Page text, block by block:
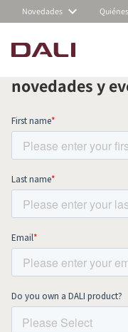
Novedades
COMPARAR
Suscríbete a
mensual y
novedades y